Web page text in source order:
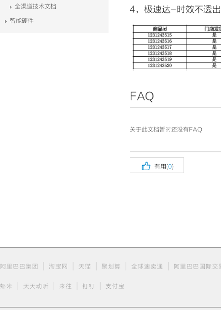
全渠道技术文档
智能硬件
4，极速达-时效不透出
FAQ
关于此文档暂时还没有FAQ
 有用(0)
阿里巴巴集团 淘宝网 天猫 聚划算 全球速卖通 阿里巴巴国际交
虾米 天天动听 来往 钉钉 支付宝